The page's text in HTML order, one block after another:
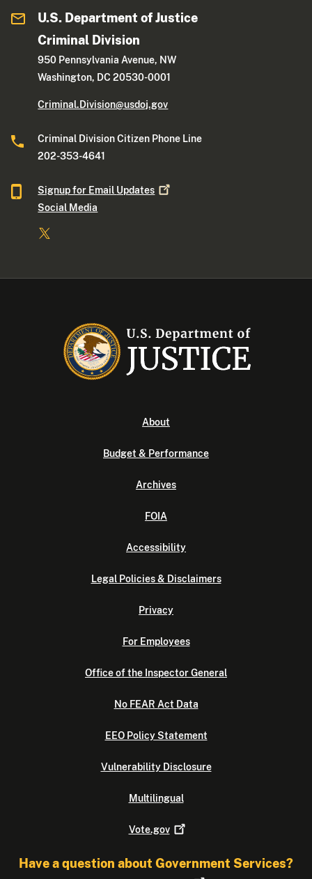
U.S. Department of Justice
Criminal Division
950 Pennsylvania Avenue, NW
Washington, DC 20530-0001
Criminal.Division@usdoj.gov
Criminal Division Citizen Phone Line
202-353-4641
Signup for Email Updates
Social Media
About
Budget & Performance
Archives
FOIA
Accessibility
Legal Policies & Disclaimers
Privacy
For Employees
Office of the Inspector General
No FEAR Act Data
EEO Policy Statement
Vulnerability Disclosure
Multilingual
Vote.gov
Have a question about Government Services?